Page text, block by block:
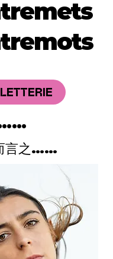
……
言之……